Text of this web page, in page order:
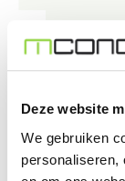
Deze website
We gebruiken
personaliseren,